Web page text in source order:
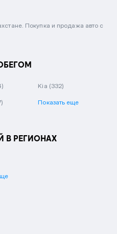
Покупка и продажа авто с
Kia (332)
Показать еще
В РЕГИОНАХ